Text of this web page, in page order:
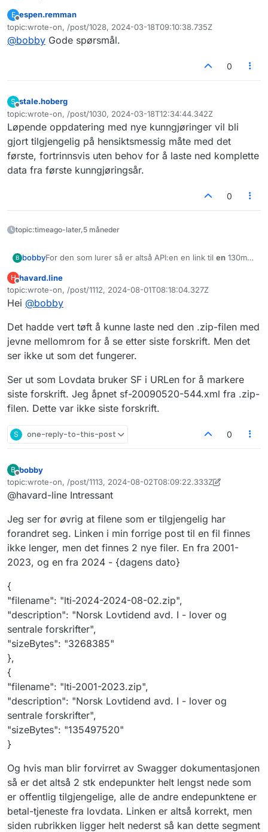
Direktelink (noter dato i url).
https://api.lovdata.no/v1/publicData/get/lti-2024-03-
08.zip
Her er en sample XML fil (pretty-printed)
Legger de til flere komplette sett?
Legger de til flere filer men kun diff?
E
Frakoblet
espen.remman
topic:wrote-on, /post/1028, 2024-03-18T09:10:38.735Z
Sist endret av
@bobby Gode spørsmål.
0
S
Frakoblet
stale.hoberg
topic:wrote-on, /post/1030, 2024-03-18T12:34:44.342Z
Sist endret av
Løpende oppdatering med nye kunngjøringer vil bli
gjort tilgjengelig på hensiktsmessig måte med det
første, fortrinnsvis uten behov for å laste ned komplette
data fra første kunngjøringsår.
0
topic:timeago-later,5 måneder
B bobbyFor den som lurer så er altså API:en en link til en 130mb
Direktelink (noter dato i url).
https://api.lovdata.no/v1/publicData/get/lti-2024-03-
08.zip
Her er en sample XML fil (pretty-printed)
Spørs er hva livssyklusen her blir
Erstatter de filen med en ny/dato?
Legger de til flere komplette sett?
H
Frakoblet
havard.line
topic:wrote-on, /post/1112, 2024-08-01T08:18:04.327Z
Sist endret av
Hei @bobby
Det hadde vert tøft å kunne laste ned den .zip-filen med
jevne mellomrom for å se etter siste forskrift. Men det
ser ikke ut som det fungerer.
Ser ut som Lovdata bruker SF i URLen for å markere
siste forskrift. Jeg åpnet sf-20090520-544.xml fra .zip-
filen. Dette var ikke siste forskrift.
S one-reply-to-this-post 0
B
Frakoblet
bobby
topic:wrote-on, /post/1113, 2024-08-02T08:09:22.333Z
Sist endret av bobby8. feb. 2024, 08:12
@havard-line Intressant
Jeg ser for øvrig at filene som er tilgjengelig har
forandret seg. Linken i min forrige post til en fil finnes
ikke lenger, men det finnes 2 nye filer. En fra 2001-
2023, og en fra 2024 - {dagens dato}
{
"filename": "lti-2024-2024-08-02.zip",
"description": "Norsk Lovtidend avd. I - lover og
sentrale forskrifter",
"sizeBytes": "3268385"
},
{
"filename": "lti-2001-2023.zip",
"description": "Norsk Lovtidend avd. I - lover og
sentrale forskrifter",
"sizeBytes": "135497520"
}
Og hvis man blir forvirret av Swagger dokumentasjonen
så er det altså 2 stk endepunkter helt lengst nede som
er offentlig tilgjengelige, alle de andre endepunktene er
betal-tjeneste fra lovdata. Linken er altså korrekt, men
siden rubrikken ligger helt nederst så kan dette segment